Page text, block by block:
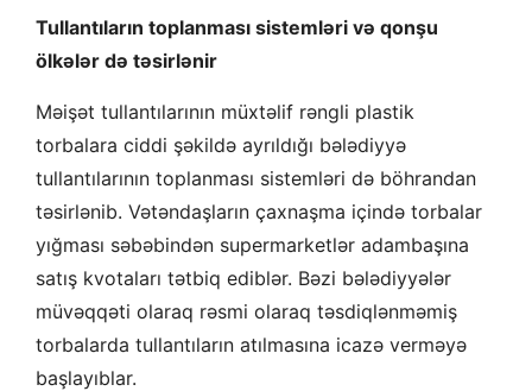
Tullantıların toplanması sistemləri və qonşu
ölkələr də təsirlənir
Məişət tullantılarının müxtəlif rəngli plastik
torbalara ciddi şəkildə ayrıldığı bələdiyyə
tullantılarının toplanması sistemləri də böhrandan
təsirlənib. Vətəndaşların çaxnaşma içində torbalar
yığması səbəbindən supermarketlər adambaşına
satış kvotaları tətbiq ediblər. Bəzi bələdiyyələr
müvəqqəti olaraq rəsmi olaraq təsdiqlənməmiş
torbalarda tullantıların atılmasına icazə verməyə
başlayıblar.